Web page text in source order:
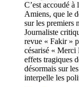
C’est accoudé à
Amiens, que le
sur les premiers
Journaliste
revue « Fakir »
césarisé « Merci
effets tragiques
désormais sur
interpelle les